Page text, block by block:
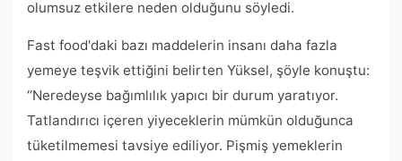
olumsuz etkilere neden olduğunu söyledi.
Fast food'daki bazı maddelerin insanı daha fazla
yemeye teşvik ettiğini belirten Yüksel, şöyle konuştu:
“Neredeyse bağımlılık yapıcı bir durum yaratıyor.
Tatlandırıcı içeren yiyeceklerin mümkün olduğunca
tüketilmemesi tavsiye ediliyor. Pişmiş yemeklerin